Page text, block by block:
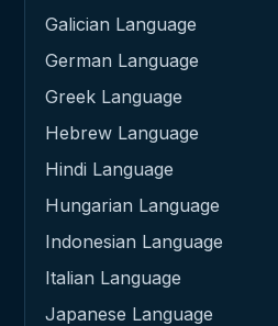
Galician Language
German Language
Greek Language
Hebrew Language
Hindi Language
Hungarian Language
Indonesian Language
Italian Language
Japanese Language